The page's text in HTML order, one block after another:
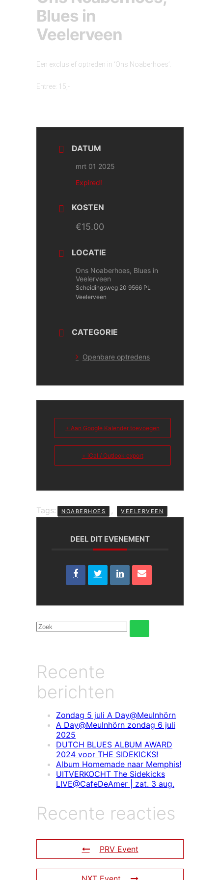
Blues in
Veelerveen
Een exclusief optreden in ‘Ons Noaberhoes’.
Entree: 15,-
DATUM
mrt 01 2025
Expired!
KOSTEN
€15.00
LOCATIE
Ons Noaberhoes, Blues in
Veelerveen
Scheidingsweg 20 9566 PL
Veelerveen
CATEGORIE
Openbare optredens
+ Aan Google Kalender toevoegen
+ iCal / Outlook export
Tags: NOABERHOES , VEELERVEEN
DEEL DIT EVENEMENT
Zoeken
naar:
Recente
berichten
Zondag 5 juli A Day@Meulnhörn
A Day@Meulnhörn zondag 6 juli
2025
DUTCH BLUES ALBUM AWARD
2024 voor THE SIDEKICKS!
Album Homemade naar Memphis!
UITVERKOCHT The Sidekicks
LIVE@CafeDeAmer | zat. 3 aug.
Recente reacties
PRV Event